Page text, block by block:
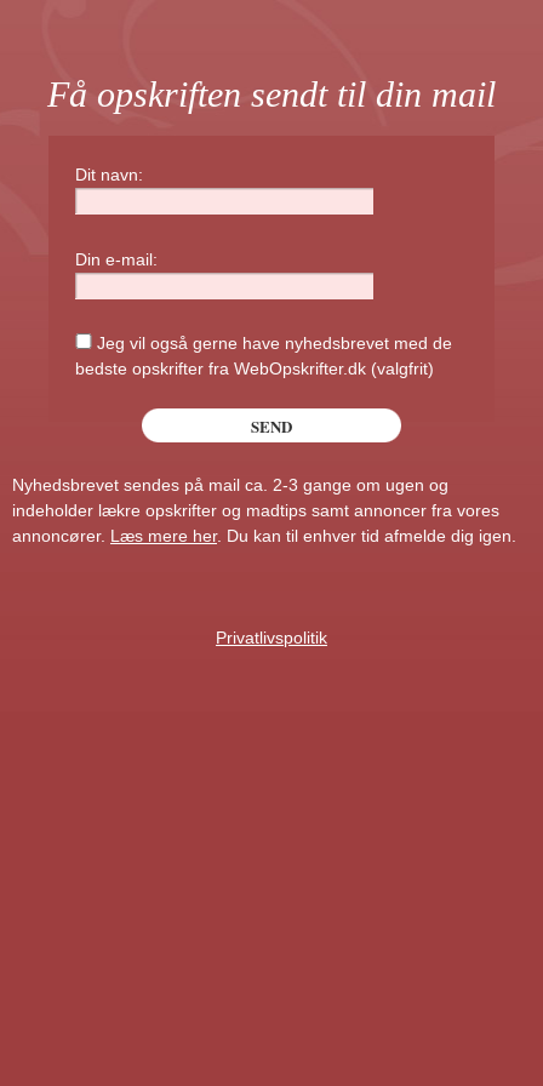
Få opskriften sendt til din mail
Dit navn:
Din e-mail:
Jeg vil også gerne have nyhedsbrevet med de
bedste opskrifter fra WebOpskrifter.dk (valgfrit)
Nyhedsbrevet sendes på mail ca. 2-3 gange om ugen og
indeholder lækre opskrifter og madtips samt annoncer fra vores
annoncører. Læs mere her. Du kan til enhver tid afmelde dig igen.
Privatlivspolitik